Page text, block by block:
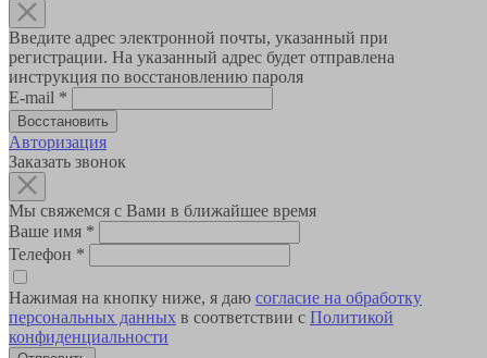
Введите адрес электронной почты, указанный при
регистрации. На указанный адрес будет отправлена
инструкция по восстановлению пароля
E-mail *
Авторизация
Заказать звонок
Мы свяжемся с Вами в ближайшее время
Ваше имя *
Телефон *
Нажимая на кнопку ниже, я даю согласие на обработку
персональных данных в соответствии с Политикой
конфиденциальности